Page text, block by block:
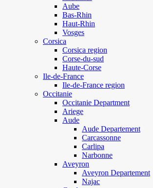
Aube
Bas-Rhin
Haut-Rhin
Vosges
Corsica
Corsica region
Corse-du-sud
Haute-Corse
Ile-de-France
Ile-de-France region
Occitanie
Occitanie Department
Ariege
Aude
Aude Departement
Carcassonne
Carlipa
Narbonne
Aveyron
Aveyron Departement
Najac